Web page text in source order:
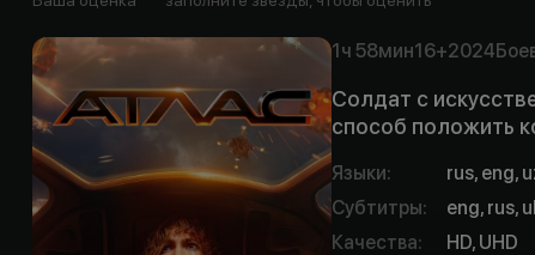
1ч 58мин16+2024
Солдат с
способ положить
Языки:
rus, eng,
Субтитры:
eng, rus,
Качества: HD, UHD